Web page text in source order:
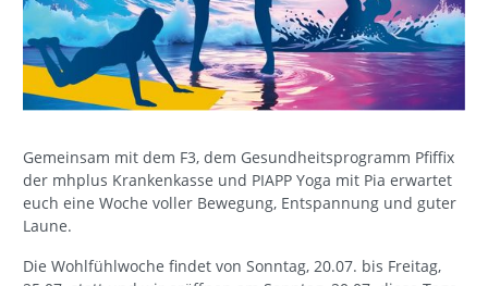
Gemeinsam mit dem F3, dem Gesundheitsprogramm Pfiffix
der mhplus Krankenkasse und PIAPP Yoga mit Pia erwartet
euch eine Woche voller Bewegung, Entspannung und guter
Laune.
Die Wohlfühlwoche findet von Sonntag, 20.07. bis Freitag,